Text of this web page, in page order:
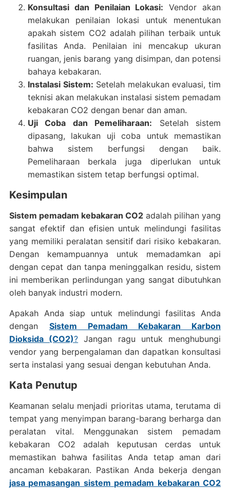
Konsultasi dan Penilaian Lokasi: Vendor akan
melakukan penilaian lokasi untuk menentukan
apakah sistem CO2 adalah pilihan terbaik untuk
fasilitas Anda. Penilaian ini mencakup ukuran
ruangan, jenis barang yang disimpan, dan potensi
bahaya kebakaran.
Instalasi Sistem: Setelah melakukan evaluasi, tim
teknisi akan melakukan instalasi sistem pemadam
kebakaran CO2 dengan benar dan aman.
Uji Coba dan Pemeliharaan: Setelah sistem
dipasang, lakukan uji coba untuk memastikan
bahwa sistem berfungsi dengan baik.
Pemeliharaan berkala juga diperlukan untuk
memastikan sistem tetap berfungsi optimal.
Kesimpulan
Sistem pemadam kebakaran CO2 adalah pilihan yang
sangat efektif dan efisien untuk melindungi fasilitas
yang memiliki peralatan sensitif dari risiko kebakaran.
Dengan kemampuannya untuk memadamkan api
dengan cepat dan tanpa meninggalkan residu, sistem
ini memberikan perlindungan yang sangat dibutuhkan
oleh banyak industri modern.
Apakah Anda siap untuk melindungi fasilitas Anda
dengan Sistem Pemadam Kebakaran Karbon
Dioksida (CO2)? Jangan ragu untuk menghubungi
vendor yang berpengalaman dan dapatkan konsultasi
serta instalasi yang sesuai dengan kebutuhan Anda.
Kata Penutup
Keamanan selalu menjadi prioritas utama, terutama di
tempat yang menyimpan barang-barang berharga dan
peralatan vital. Menggunakan sistem pemadam
kebakaran CO2 adalah keputusan cerdas untuk
memastikan bahwa fasilitas Anda tetap aman dari
ancaman kebakaran. Pastikan Anda bekerja dengan
jasa pemasangan sistem pemadam kebakaran CO2